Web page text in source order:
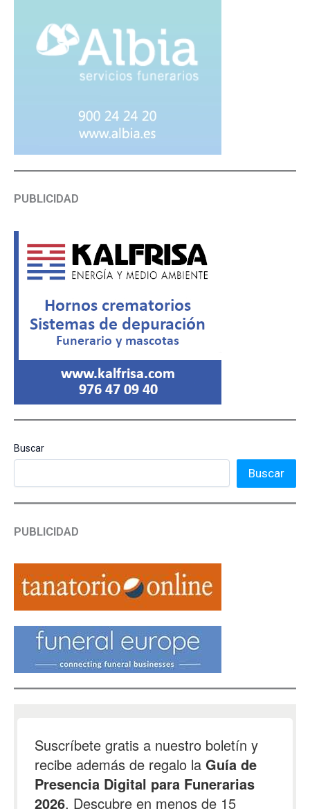
PUBLICIDAD
Buscar
Buscar
PUBLICIDAD